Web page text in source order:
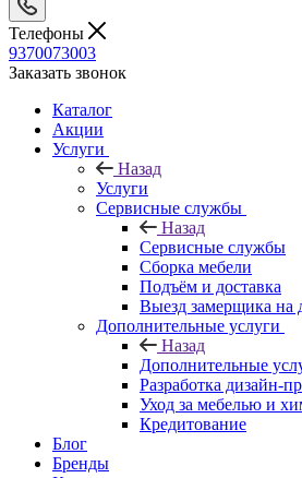
Телефоны
9370073003
Заказать звонок
Каталог
Акции
Услуги
Назад
Услуги
Сервисные службы
Назад
Сервисные службы
Сборка мебели
Подъём и доставка
Выезд замерщика на
Дополнительные услуги
Назад
Дополнительные
Разработка дизайн-
Уход за мебелью и
Кредитование
Блог
Бренды